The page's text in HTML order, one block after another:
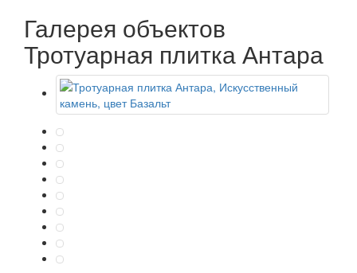
Галерея объектов
Тротуарная плитка Антара